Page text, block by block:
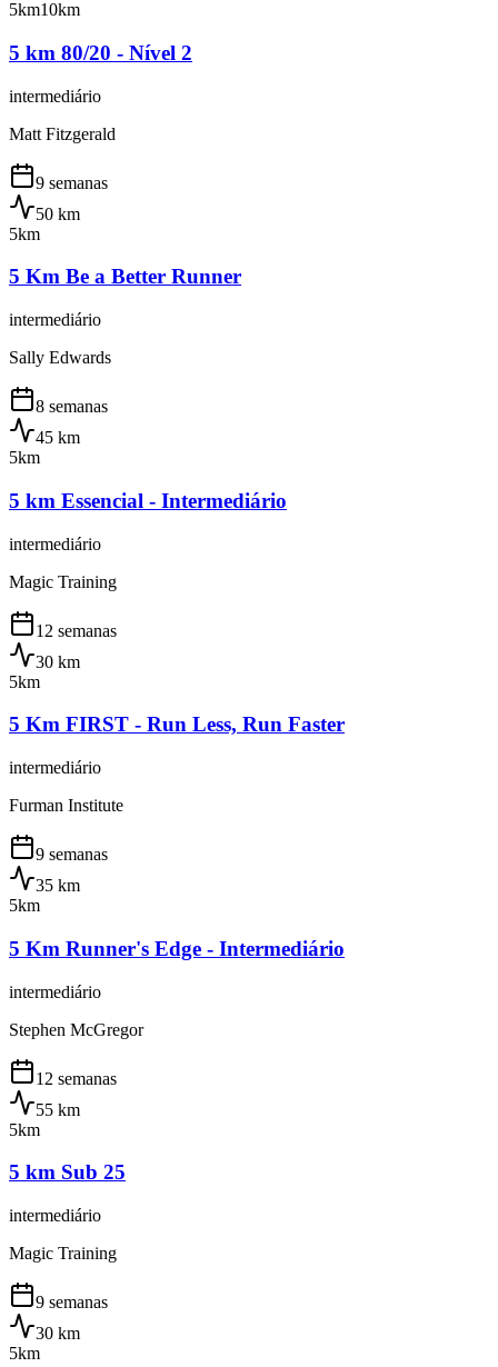
5km10km
5 km 80/20 - Nível 2
intermediário
Matt Fitzgerald
9 semanas
50 km
5km
5 Km Be a Better Runner
intermediário
Sally Edwards
8 semanas
45 km
5km
5 km Essencial - Intermediário
intermediário
Magic Training
12 semanas
30 km
5km
5 Km FIRST - Run Less, Run Faster
intermediário
Furman Institute
9 semanas
35 km
5km
5 Km Runner's Edge - Intermediário
intermediário
Stephen McGregor
12 semanas
55 km
5km
5 km Sub 25
intermediário
Magic Training
9 semanas
30 km
5km